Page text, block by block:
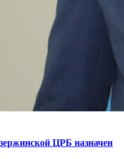
ЦРБ назначен